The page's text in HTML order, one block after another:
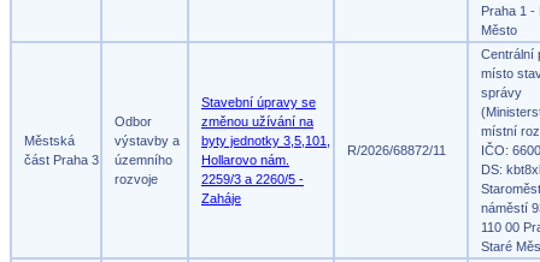
Praha 1 -
Město
Městská
část Praha 3
Odbor
výstavby a
územního
rozvoje
Stavební úpravy se
změnou užívání na
byty jednotky 3,5,101,
Hollarovo nám.
2259/3 a 2260/5 -
Zaháje
R/2026/68872/11
Centrální
místo
správy
místní
IČO:
DS:
náměstí
110 00
Staré